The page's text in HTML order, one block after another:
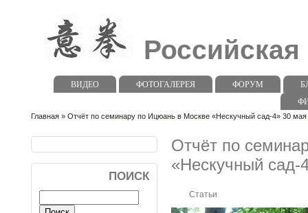
ВИДЕО ФОТОГАЛЕРЕЯ ФОРУМ
Главная » Отчёт по семинару по Ицюань в Москве «Нескучный сад-4» 30 мая
Отчёт по
«Нескучный сад-
Статьи
ПОИСК